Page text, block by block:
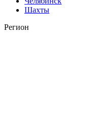
Шахты
Регион